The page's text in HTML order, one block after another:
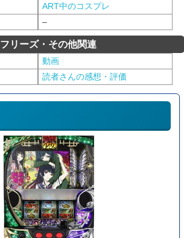
ART中のコスプレ
–
フリーズ・その他関連
動画
読者さんの感想・評価